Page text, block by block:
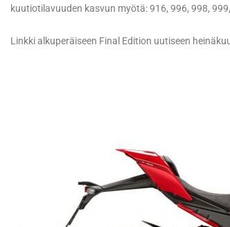
kuutiotilavuuden kasvun myötä: 916, 996, 998,
Linkki alkuperäiseen Final Edition uutiseen